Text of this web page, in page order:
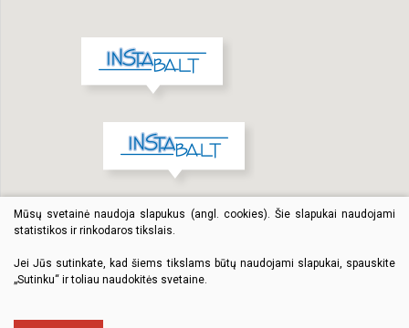
Mūsų svetainė naudoja slapukus (angl. cookies). Šie slapukai naudojami
statistikos ir rinkodaros tikslais.
Jei Jūs sutinkate, kad šiems tikslams būtų naudojami slapukai, spauskite
„Sutinku“ ir toliau naudokitės svetaine.